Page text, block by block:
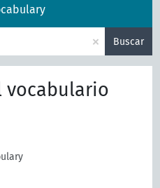
× Buscar
vocabulario